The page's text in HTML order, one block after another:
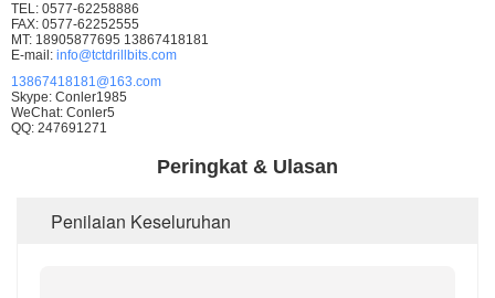
TEL: 0577-62258886
FAX: 0577-62252555
MT: 18905877695 13867418181
E-mail: info@tctdrillbits.com
13867418181@163.com
Skype: Conler1985
WeChat: Conler5
QQ: 247691271
Peringkat & Ulasan
Penilaian Keseluruhan